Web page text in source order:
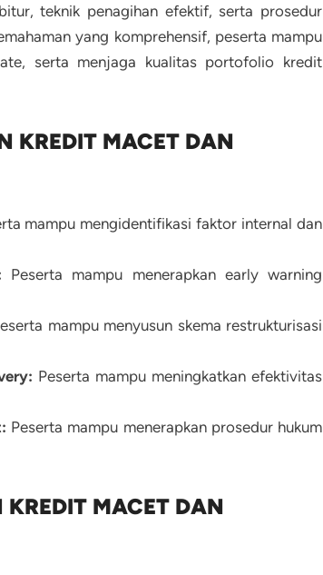
teknik penagihan efektif, serta prosedur
yang komprehensif, peserta mampu
serta menjaga kualitas portofolio kredit
KREDIT MACET DAN
mampu mengidentifikasi faktor internal dan
Peserta mampu menerapkan early warning
mampu menyusun skema restrukturisasi
Peserta mampu meningkatkan efektivitas
Peserta mampu menerapkan prosedur hukum
MACET DAN